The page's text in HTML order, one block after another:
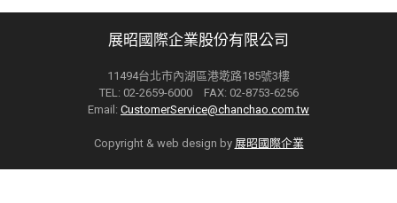
展昭國際企業股份有限公司
11494台北市內湖區港墘路185號3樓
TEL: 02-2659-6000 FAX: 02-8753-6256
Email: CustomerService@chanchao.com.tw
Copyright & web design by 展昭國際企業